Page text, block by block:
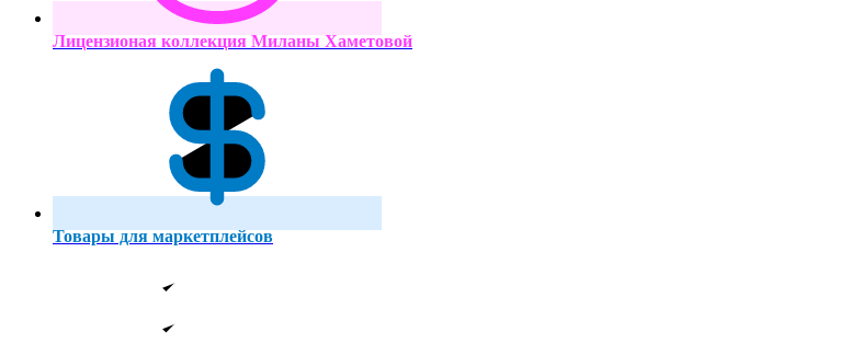
Лицензионая коллекция Миланы Хаметовой
Товары для маркетплейсов